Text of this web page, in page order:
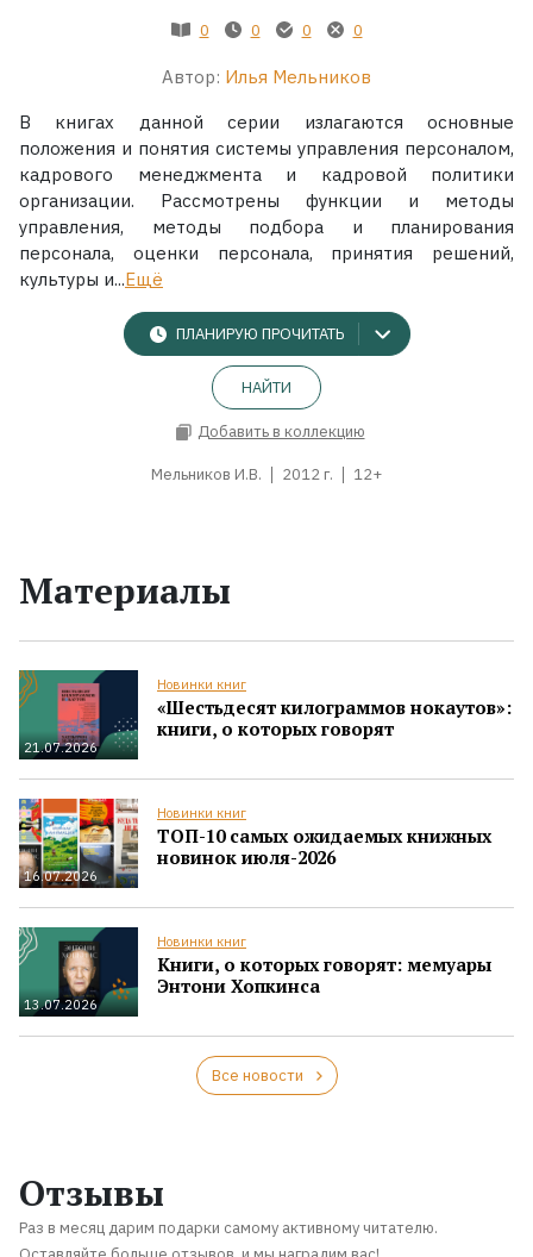
0 0 0 0
Автор: Илья Мельников
В книгах данной серии излагаются основные
положения и понятия системы управления персоналом,
кадрового менеджмента и кадровой политики
организации. Рассмотрены функции и методы
управления, методы подбора и планирования
персонала, оценки персонала, принятия решений,
культуры и...Ещё
ПЛАНИРУЮ ПРОЧИТАТЬ
НАЙТИ
Добавить в коллекцию
Мельников И.В. 2012 г. 12+
Материалы
21.07.2026
Новинки книг
«Шестьдесят килограммов нокаутов»:
книги, о которых говорят
16.07.2026
Новинки книг
ТОП-10 самых ожидаемых книжных
новинок июля-2026
13.07.2026
Новинки книг
Книги, о которых говорят: мемуары
Энтони Хопкинса
Все новости
Отзывы
Раз в месяц дарим подарки самому активному читателю.